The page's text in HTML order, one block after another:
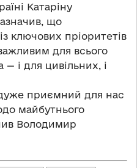
Катаріну
що
ключових пріоритетів
для всього
— і для цивільних, і
приємний для нас
майбутнього
Володимир